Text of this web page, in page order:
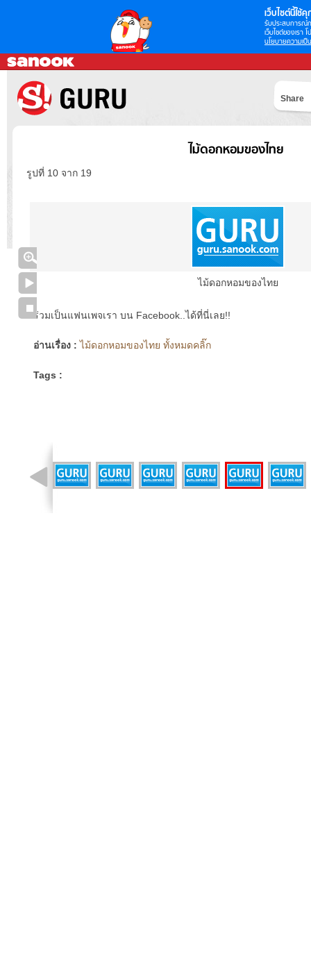
เว็บไซต์นี้ใช้คุ
รับประสบการณ์
เว็บไซต์ของเรา
นโยบายความเป็
Share
ไม้ดอกหอมของไทย
รูปที่ 10 จาก 19
ไม้ดอกหอมของไทย
ร่วมเป็นแฟนเพจเรา บน Facebook..ได้ที่นี่เลย!!
อ่านเรื่อง : ไม้ดอกหอมของไทย ทั้งหมดคลิ๊ก
Tags :